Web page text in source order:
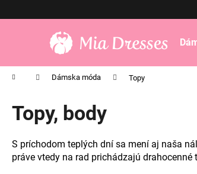
Domov Dámska móda Topy
Topy, body
S príchodom teplých dní sa mení aj naša
práve vtedy na rad prichádzajú drahocenné
o
k
obchodu
obchodu